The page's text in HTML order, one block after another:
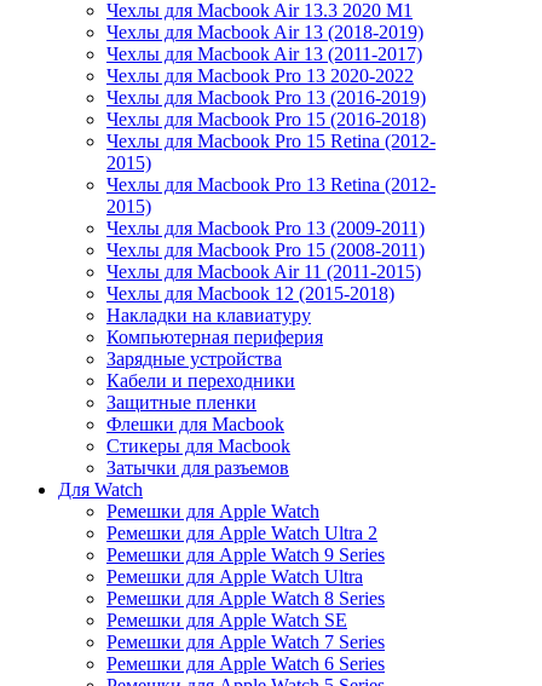
Чехлы для Macbook Air 13.3 2020 M1
Чехлы для Macbook Air 13 (2018-2019)
Чехлы для Macbook Air 13 (2011-2017)
Чехлы для Macbook Pro 13 2020-2022
Чехлы для Macbook Pro 13 (2016-2019)
Чехлы для Macbook Pro 15 (2016-2018)
Чехлы для Macbook Pro 15 Retina (2012-
2015)
Чехлы для Macbook Pro 13 Retina (2012-
2015)
Чехлы для Macbook Pro 13 (2009-2011)
Чехлы для Macbook Pro 15 (2008-2011)
Чехлы для Macbook Air 11 (2011-2015)
Чехлы для Macbook 12 (2015-2018)
Накладки на клавиатуру
Компьютерная периферия
Зарядные устройства
Кабели и переходники
Защитные пленки
Флешки для Macbook
Стикеры для Macbook
Затычки для разъемов
Для Watch
Ремешки для Apple Watch
Ремешки для Apple Watch Ultra 2
Ремешки для Apple Watch 9 Series
Ремешки для Apple Watch Ultra
Ремешки для Apple Watch 8 Series
Ремешки для Apple Watch SE
Ремешки для Apple Watch 7 Series
Ремешки для Apple Watch 6 Series